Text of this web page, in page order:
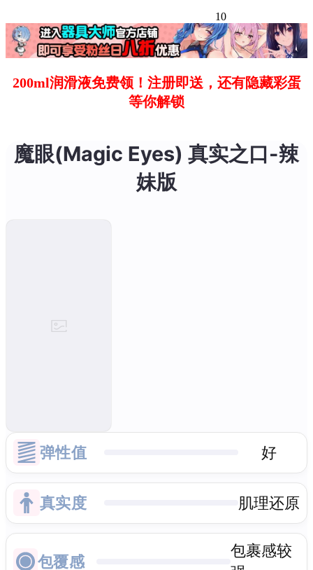
10
200ml润滑液免费领！注册即送，还有隐藏彩蛋
等你解锁
魔眼(Magic Eyes) 真实之口-辣
妹版
弹性值 好
真实度 肌理还原
包覆感
包裹感较